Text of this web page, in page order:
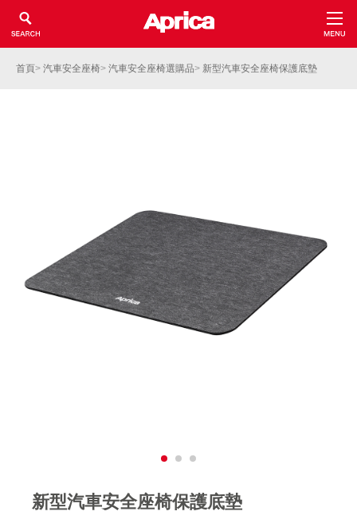
首頁> 汽車安全座椅> 汽車安全座椅選購品> 新型汽車安全座椅保護底墊
新型汽車安全座椅保護底墊